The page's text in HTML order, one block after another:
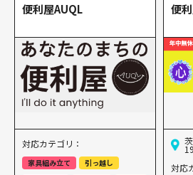
便利屋AUQL
対応カテゴリ：
家具組み立て
引っ越し
便
対応